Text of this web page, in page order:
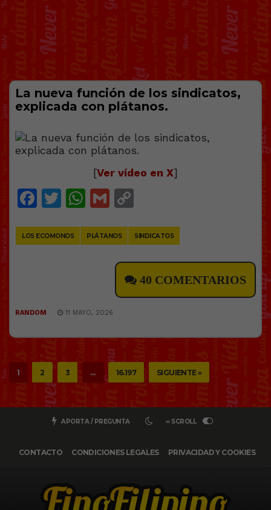
La nueva función de los sindicatos,
explicada con plátanos.
[Ver vídeo en X]
Facebook
Twitter
WhatsApp
Gmail
LOS ECOMONOS PLÁTANOS SINDICATOS
40 COMENTARIOS
RANDOM 11 MAYO, 2026
1 2 3 … 16.197 SIGUIENTE »
APORTA / PREGUNTA ∞ SCROLL
CONTACTO CONDICIONES LEGALES PRIVACIDAD Y COOKIES